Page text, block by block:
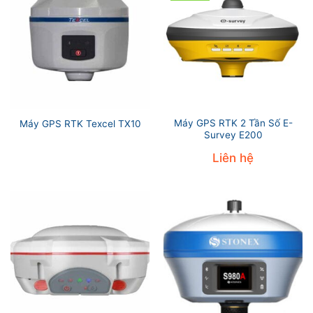
Máy GPS RTK Texcel TX10
Máy GPS RTK 2 Tần Số E-
Survey E200
Liên hệ